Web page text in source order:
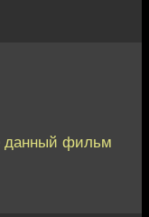
данный фильм